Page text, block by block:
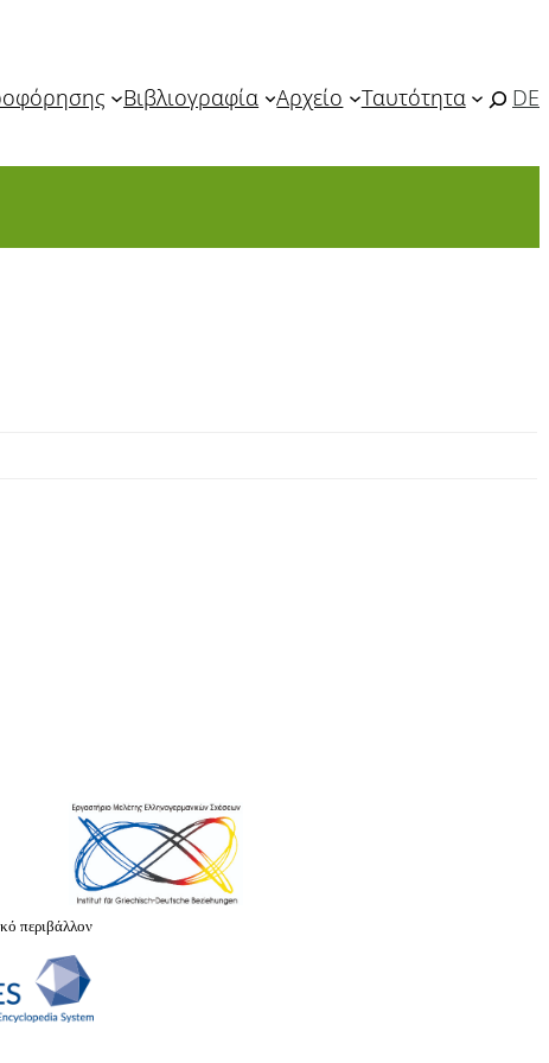
Βιβλιογραφία Αρχείο Ταυτότητα DE
περιβάλλον